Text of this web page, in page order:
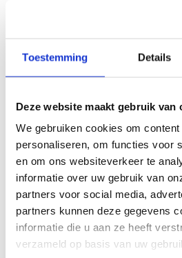
Toestemming Details
Deze website maakt gebruik van
We gebruiken cookies om
personaliseren, om functies voor
en om ons websiteverkeer te
informatie over uw gebruik van
partners voor social media,
partners kunnen deze gegevens
informatie die u aan ze heeft
verzameld op basis van uw
uitgebreid
alle resultaten helder
darmflora, vertering,
metabolieten en
worden
duidelijk overzicht
praktische
Je spreekt met onze
Functionele